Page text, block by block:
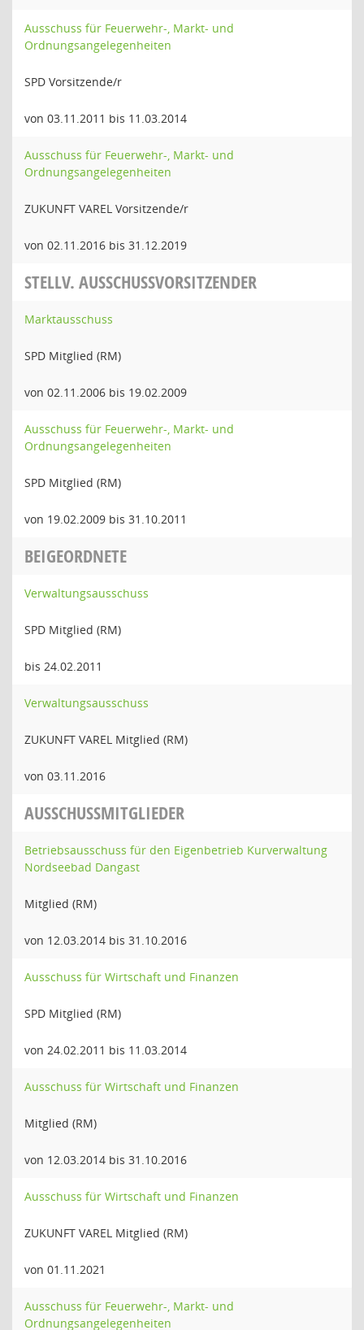
Ausschuss für Feuerwehr-, Markt- und
Ordnungsangelegenheiten
SPD Vorsitzende/r
von 03.11.2011 bis 11.03.2014
Ausschuss für Feuerwehr-, Markt- und
Ordnungsangelegenheiten
ZUKUNFT VAREL Vorsitzende/r
von 02.11.2016 bis 31.12.2019
STELLV. AUSSCHUSSVORSITZENDER
Marktausschuss
SPD Mitglied (RM)
von 02.11.2006 bis 19.02.2009
Ausschuss für Feuerwehr-, Markt- und
Ordnungsangelegenheiten
SPD Mitglied (RM)
von 19.02.2009 bis 31.10.2011
BEIGEORDNETE
Verwaltungsausschuss
SPD Mitglied (RM)
bis 24.02.2011
Verwaltungsausschuss
ZUKUNFT VAREL Mitglied (RM)
von 03.11.2016
AUSSCHUSSMITGLIEDER
Betriebsausschuss für den Eigenbetrieb Kurverwaltung
Nordseebad Dangast
Mitglied (RM)
von 12.03.2014 bis 31.10.2016
Ausschuss für Wirtschaft und Finanzen
SPD Mitglied (RM)
von 24.02.2011 bis 11.03.2014
Ausschuss für Wirtschaft und Finanzen
Mitglied (RM)
von 12.03.2014 bis 31.10.2016
Ausschuss für Wirtschaft und Finanzen
ZUKUNFT VAREL Mitglied (RM)
von 01.11.2021
Ausschuss für Feuerwehr-, Markt- und
Ordnungsangelegenheiten